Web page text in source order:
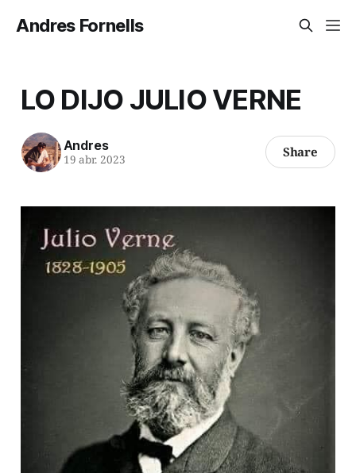
Andres Fornells
LO DIJO JULIO VERNE
Andres
19 abr. 2023 Share